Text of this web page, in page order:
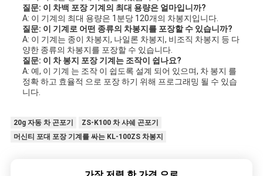
질문: 이 차백 포장 기계의 최대 용량은 얼마입니까?
A: 이 기계의 최대 용량은 1분당 120개의 차봉지입니다.
질문: 이 기계로 어떤 종류의 차봉지를 포장할 수 있습니까?
A: 이 기계는 종이 차봉지, 나일론 차봉지, 비조직 차봉지 등 다
양한 종류의 차봉지를 포장할 수 있습니다.
질문: 이 차 봉지 포장 기계는 조작이 쉽나요?
A: 예, 이 기계 는 조작 이 쉽도록 설계 되어 있으며, 차 봉지 를
정확 하고 효율적 으로 포장 하기 위해 프로그래밍 될 수 있습
니다.
20g 자동 차 곤포기
ZS-K100 차 샤쉐 곤포기
머신티 포대 포장 기계를 싸는 KL-100ZS 차봉지